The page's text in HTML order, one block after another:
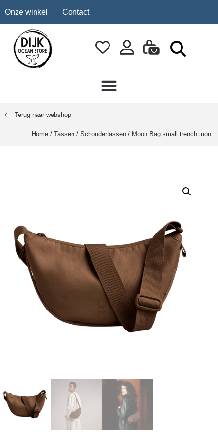
Onze winkel Contact
Terug naar webshop
Home / Tassen / Schoudertassen / Moon Bag small trench mon.